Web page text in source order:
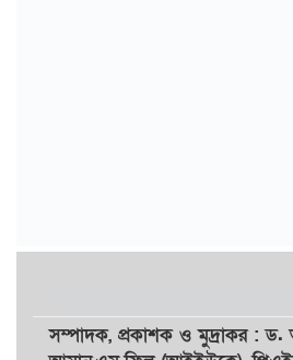
সম্পাদক, প্রকাশকওমুদ্রাকর: ড.